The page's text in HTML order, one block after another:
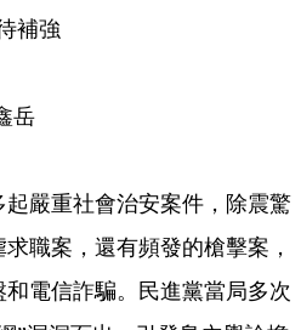
補強
岳
嚴重社會治安案件，除震驚
職案，還有頻發的槍擊案，
電信詐騙。民進黨當局多次